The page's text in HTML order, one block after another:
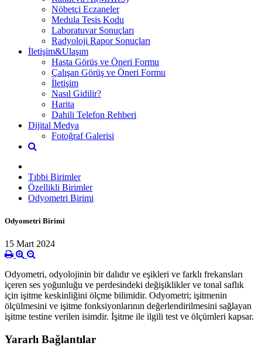
Nöbetçi Eczaneler
Medula Tesis Kodu
Laboratuvar Sonuçları
Radyoloji Rapor Sonuçları
İletişim&Ulaşım
Hasta Görüş ve Öneri Formu
Çalışan Görüş ve Öneri Formu
İletişim
Nasıl Gidilir?
Harita
Dahili Telefon Rehberi
Dijital Medya
Fotoğraf Galerisi
Tıbbi Birimler
Özellikli Birimler
Odyometri Birimi
Odyometri Birimi
15 Mart 2024
Odyometri, odyolojinin bir dalıdır ve eşikleri ve farklı frekansları
içeren ses yoğunluğu ve perdesindeki değişiklikler ve tonal saflık
için işitme keskinliğini ölçme bilimidir. Odyometri; işitmenin
ölçülmesini ve işitme fonksiyonlarının değerlendirilmesini sağlayan
işitme testine verilen isimdir. İşitme ile ilgili test ve ölçümleri kapsar.
Yararlı Bağlantılar